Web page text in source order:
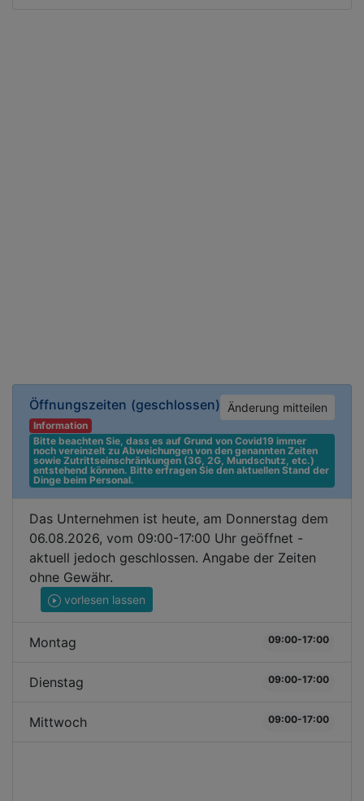
Öffnungszeiten (geschlossen) Änderung mitteilen
Information
Bitte beachten Sie, dass es auf Grund von Covid19 immer
noch vereinzelt zu Abweichungen von den genannten Zeiten
sowie Zutrittseinschränkungen (3G, 2G, Mundschutz, etc.)
entstehend können. Bitte erfragen Sie den aktuellen Stand der
Dinge beim Personal.
Das Unternehmen ist heute, am Donnerstag dem
06.08.2026, vom 09:00-17:00 Uhr geöffnet -
aktuell jedoch geschlossen. Angabe der Zeiten
ohne Gewähr.
vorlesen lassen
Montag 09:00-17:00
Dienstag 09:00-17:00
Mittwoch 09:00-17:00